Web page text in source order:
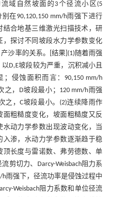
域自然坡面的3个径流小区(5
在90,120,150 mm/h雨强下进行
结合地基三维激光扫描技术，研
，探讨不同坡段水力学参数变化
沙率的关系。[结果](1)随着雨强
D,E坡段较为严重，沉积减小且
侵蚀面积而言：90,150 mm/h
之，D坡段最小；120 mm/h雨强
之，C坡段最小。(2)连续降雨作
面粗糙度变化，坡面粗糙度又反
水动力学参数出现波动变化，当
入渗，水动力学参数逐渐趋于稳
顶长度与雷诺数、弗劳德数、单
剪切力、Darcy-Weisbach阻力系
h雨强下，径流功率是侵蚀过程中
Weisbach阻力系数和单位径流